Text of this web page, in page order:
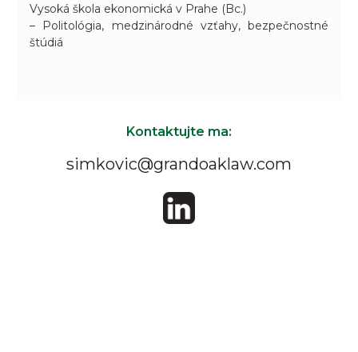
Vysoká škola ekonomická v Prahe (Bc.)
– Politológia, medzinárodné vzťahy, bezpečnostné
štúdiá
Kontaktujte ma:
simkovic@grandoaklaw.com